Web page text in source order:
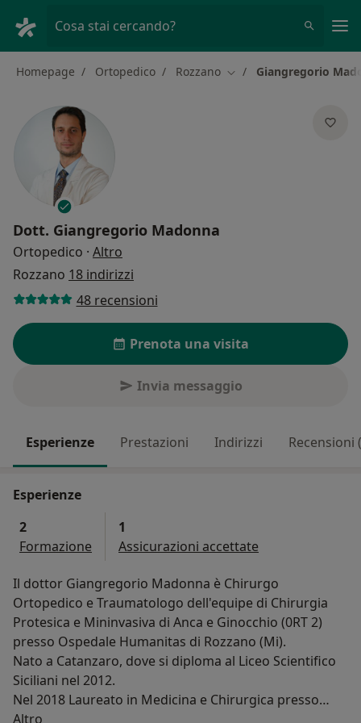
Cosa stai cercando?
Homepage Ortopedico Rozzano Cambia città
Giangregorio
Dott. Giangregorio Madonna
Ortopedico · Altro
Rozzano 18 indirizzi
48 recensioni
Prenota una visita
Invia messaggio
Esperienze Prestazioni Indirizzi Recensioni
Esperienze
2
Formazione
1
Assicurazioni accettate
Il dottor Giangregorio Madonna è Chirurgo
Ortopedico e Traumatologo dell'equipe di Chirurgia
Protesica e Mininvasiva di Anca e Ginocchio (0RT 2)
presso Ospedale Humanitas di Rozzano (Mi).
Nato a Catanzaro, dove si diploma al Liceo Scientifico
Siciliani nel 2012.
Nel 2018 Laureato in Medicina e Chirurgica presso
Università di Tor Vergata di Roma con una votazione di
Altro